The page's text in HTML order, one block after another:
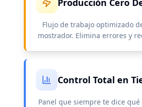
Producción Cero
Flujo de trabajo optimizado
mostrador. Elimina errores y
Control Total en
Panel que siempre te dice